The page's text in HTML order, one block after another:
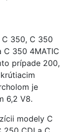
350, C 350
C 350 4MATIC
prípade 200,
je
6,2 V8.
modely C